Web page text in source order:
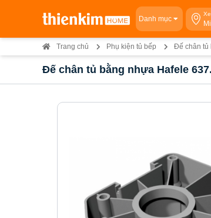
Danh mục
Trang chủ Phụ kiện tủ bếp Đế chân tủ
Đế chân tủ bằng nhựa Hafele